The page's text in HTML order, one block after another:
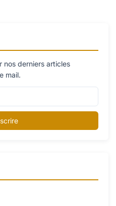
nos derniers articles
mail.